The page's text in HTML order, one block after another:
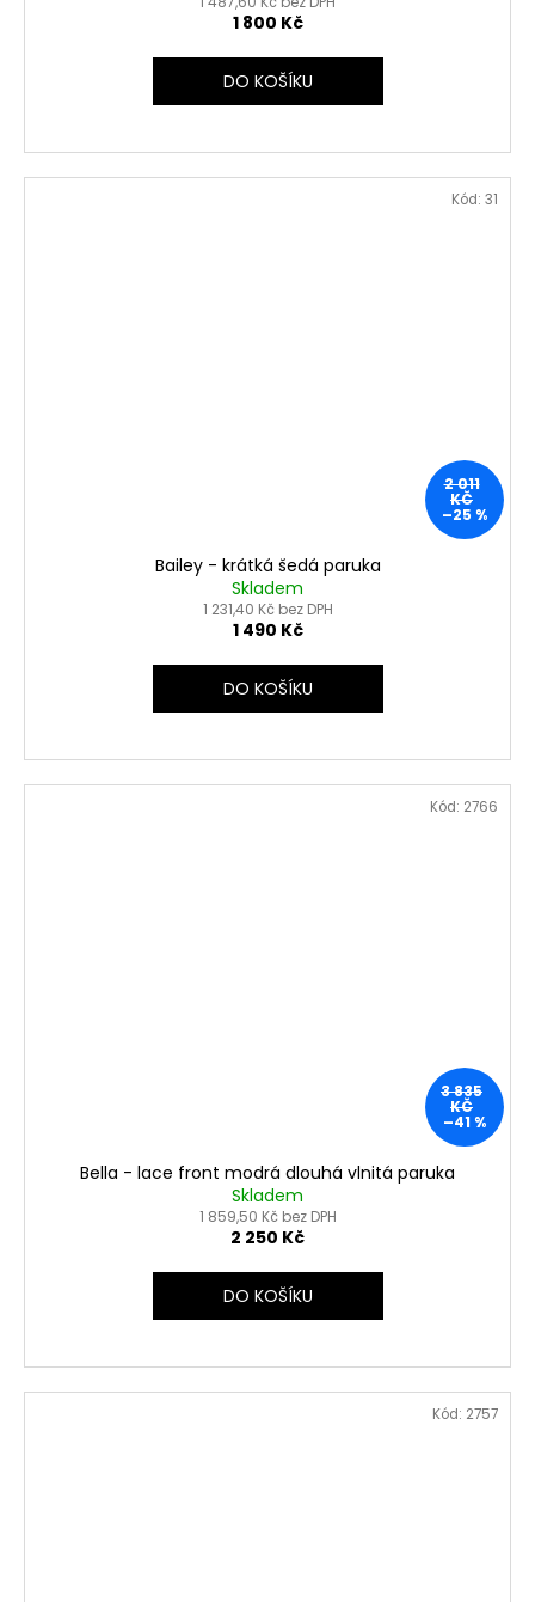
1 800 Kč
DO KOŠÍKU
2 011
KČ
–25 %
Bailey - krátká šedá paruka
Skladem
1 231,40 Kč bez DPH
1 490 Kč
DO KOŠÍKU
Kód: 31
3 835
KČ
–41 %
Bella - lace front modrá dlouhá vlnitá paruka
Skladem
1 859,50 Kč bez DPH
2 250 Kč
DO KOŠÍKU
Kód: 2766
Kód: 2757